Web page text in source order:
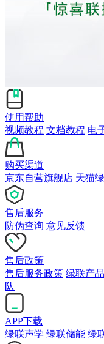
使用帮助
视频教程 文档教程 电
购买渠道
京东自营旗舰店 天猫
售后服务
防伪查询 意见反馈
售后政策
售后服务政策 绿联产
队
APP下载
绿联声学 绿联储能 绿